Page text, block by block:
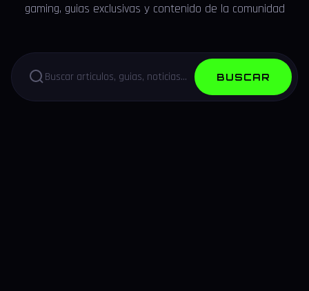
gaming, guias exclusivas y contenido de la comunidad
BUSCAR